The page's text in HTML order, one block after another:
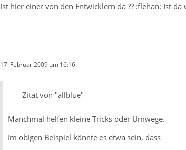
Ist hier einer von den Entwicklern da ?? :flehan: Ist da
17. Februar 2009 um 16:16
Zitat von "allblue"
Manchmal helfen kleine Tricks oder Umwege.
Im obigen Beispiel könnte es etwa sein, dass